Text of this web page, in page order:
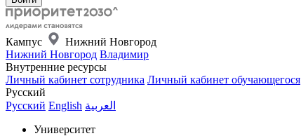
Кампус
Нижний Новгород
Нижний Новгород Владимир
Внутренние ресурсы
Личный кабинет сотрудника Личный кабинет обучающегося
Русский
Русский English العربية
Университет